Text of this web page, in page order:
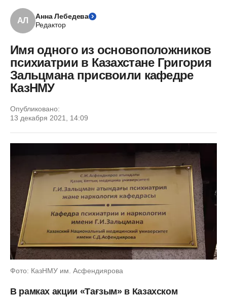
АЛ
Анна Лебедева
Редактор
Имя одного из основоположников
психиатрии в Казахстане Григория
Зальцмана присвоили кафедре
КазНМУ
Опубликовано:
13 декабря 2021, 14:09
Фото: КазНМУ им. Асфендиярова
В рамках акции «Тағзым» в Казахском